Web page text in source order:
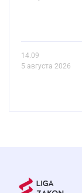
14.09
5 августа 2026